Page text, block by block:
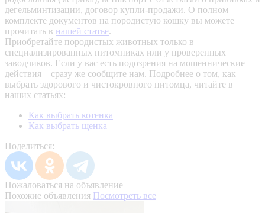
дегельминтизации, договор купли-продажи. О полном
комплекте документов на породистую кошку вы можете
прочитать в нашей статье.
Приобретайте породистых животных только в
специализированных питомниках или у проверенных
заводчиков. Если у вас есть подозрения на мошеннические
действия – сразу же сообщите нам. Подробнее о том, как
выбрать здорового и чистокровного питомца, читайте в
наших статьях:
Как выбрать котенка
Как выбрать щенка
Поделиться:
Пожаловаться на объявление
Похожие объявления Посмотреть все